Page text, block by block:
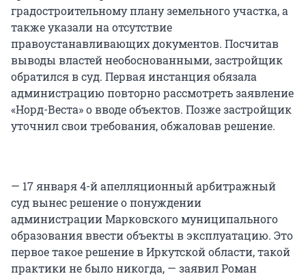
градостроительному плану земельного участка, а
также указали на отсутствие
правоустанавливающих документов. Посчитав
выводы властей необоснованными, застройщик
обратился в суд. Первая инстанция обязала
администрацию повторно рассмотреть заявление
«Норд-Веста» о вводе объектов. Позже застройщик
уточнил свои требования, обжаловав решение.
— 17 января 4-й апелляционный арбитражный
суд вынес решение о понуждении
администрации Марковского муниципального
образования ввести объекты в эксплуатацию. Это
первое такое решение в Иркутской области, такой
практики не было никогда, — заявил Роман